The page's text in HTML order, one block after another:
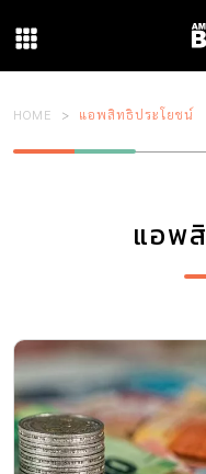
HOME แอพสิทธิประโยชน์
แอพ